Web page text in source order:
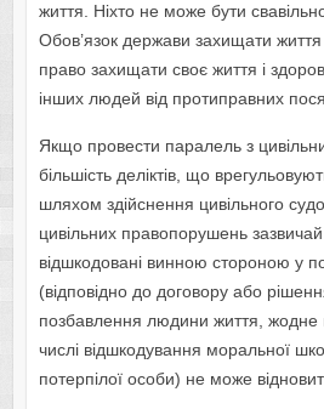
життя. Ніхто не може бути
Обов’язок держави захищати
право захищати своє життя і
інших людей від протиправних
Якщо провести паралель з
більшість деліктів, що
шляхом здійснення цивільного
цивільних правопорушень
відшкодовані винною стороною у
(відповідно до договору або
позбавлення людини життя, жодне
числі відшкодування моральної
потерпілої особи) не може